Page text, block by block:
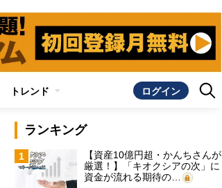
トレンド ログイン
ランキング
1
【資産10億円超・かんちさんが
厳選！】「キオクシアの次」に
資金が流れる期待の…